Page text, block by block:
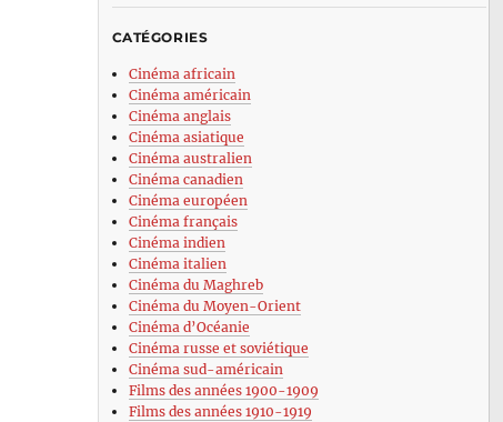
CATÉGORIES
Cinéma africain
Cinéma américain
Cinéma anglais
Cinéma asiatique
Cinéma australien
Cinéma canadien
Cinéma européen
Cinéma français
Cinéma indien
Cinéma italien
Cinéma du Maghreb
Cinéma du Moyen-Orient
Cinéma d’Océanie
Cinéma russe et soviétique
Cinéma sud-américain
Films des années 1900-1909
Films des années 1910-1919